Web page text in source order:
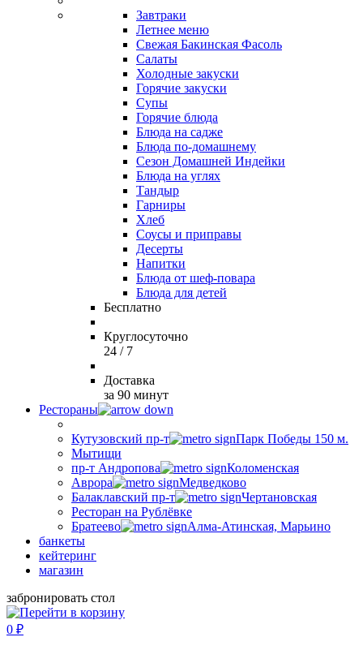
Завтраки
Летнее меню
Свежая Бакинская Фасоль
Салаты
Холодные закуски
Горячие закуски
Супы
Горячие блюда
Блюда на садже
Блюда по-домашнему
Сезон Домашней Индейки
Блюда на углях
Тандыр
Гарниры
Хлеб
Соусы и приправы
Десерты
Напитки
Блюда от шеф-повара
Блюда для детей
Бесплатно
Круглосуточно
24 / 7
Доставка
за 90 минут
Рестораны
Кутузовский пр-т
Парк Победы 150 м.
Мытищи
пр-т Андропова
Коломенская
Аврора
Медведково
Балаклавский пр-т
Чертановская
Ресторан на Рублёвке
Братеево
Алма-Атинская, Марьино
банкеты
кейтеринг
магазин
забронировать стол
0 ₽